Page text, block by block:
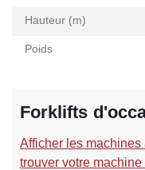
Hauteur (m)
Poids
Forklifts
Afficher les
trouver votre machine